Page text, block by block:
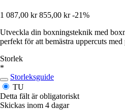
1 087,00 kr 855,00 kr -21%
Utveckla din boxningsteknik med
perfekt för att bemästra uppercuts med
Storlek
*
Storleksguide
TU
Detta fält är obligatoriskt
Skickas inom 4 dagar